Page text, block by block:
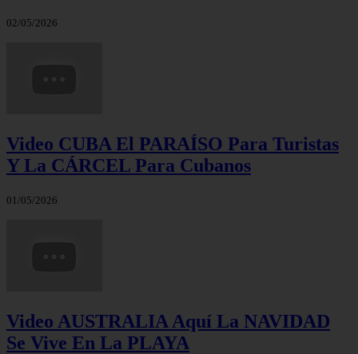
02/05/2026
Video CUBA El PARAÍSO Para Turistas
Y La CÁRCEL Para Cubanos
01/05/2026
Video AUSTRALIA Aquí La NAVIDAD
Se Vive En La PLAYA